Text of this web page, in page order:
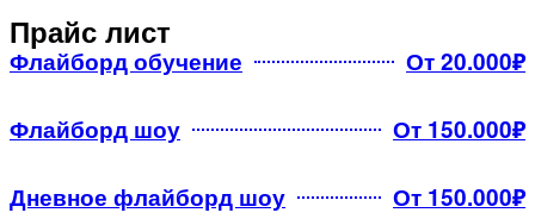
Прайс лист
Флайборд обучение От 20.000₽
Флайборд шоу От 150.000₽
Дневное флайборд шоу От 150.000₽